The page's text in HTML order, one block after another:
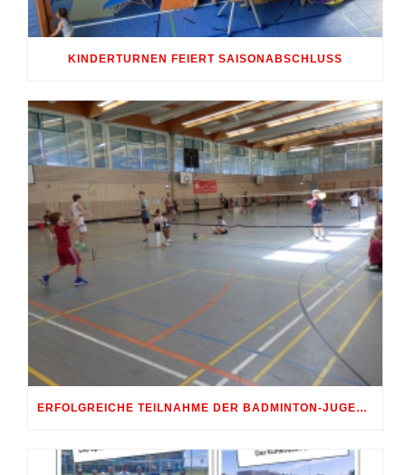
KINDERTURNEN FEIERT SAISONABSCHLUSS
ERFOLGREICHE TEILNAHME DER BADMINTON-JUGEND AM 10. SHUTTLE-CUP 2026 IN ERDWEG